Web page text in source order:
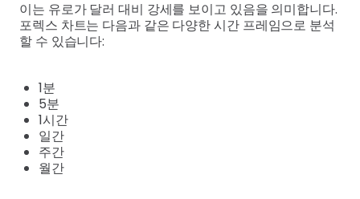
이는 유로가 달러 대비 강세를 보이고 있음을 의미합니다.
포렉스 차트는 다음과 같은 다양한 시간 프레임으로 분석
할 수 있습니다:
1분
5분
1시간
일간
주간
월간